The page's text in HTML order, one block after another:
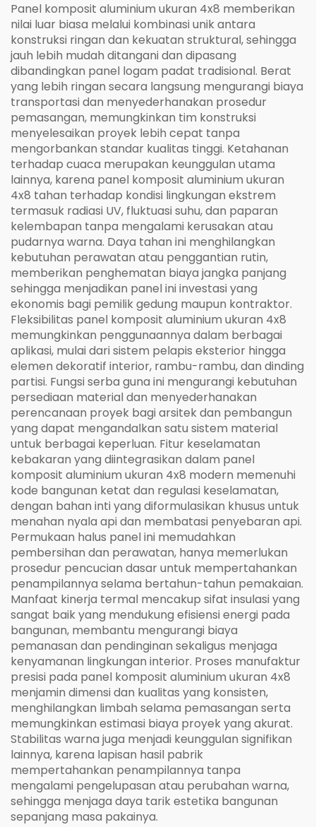
Panel komposit aluminium ukuran 4x8 memberikan
nilai luar biasa melalui kombinasi unik antara
konstruksi ringan dan kekuatan struktural, sehingga
jauh lebih mudah ditangani dan dipasang
dibandingkan panel logam padat tradisional. Berat
yang lebih ringan secara langsung mengurangi biaya
transportasi dan menyederhanakan prosedur
pemasangan, memungkinkan tim konstruksi
menyelesaikan proyek lebih cepat tanpa
mengorbankan standar kualitas tinggi. Ketahanan
terhadap cuaca merupakan keunggulan utama
lainnya, karena panel komposit aluminium ukuran
4x8 tahan terhadap kondisi lingkungan ekstrem
termasuk radiasi UV, fluktuasi suhu, dan paparan
kelembapan tanpa mengalami kerusakan atau
pudarnya warna. Daya tahan ini menghilangkan
kebutuhan perawatan atau penggantian rutin,
memberikan penghematan biaya jangka panjang
sehingga menjadikan panel ini investasi yang
ekonomis bagi pemilik gedung maupun kontraktor.
Fleksibilitas panel komposit aluminium ukuran 4x8
memungkinkan penggunaannya dalam berbagai
aplikasi, mulai dari sistem pelapis eksterior hingga
elemen dekoratif interior, rambu-rambu, dan dinding
partisi. Fungsi serba guna ini mengurangi kebutuhan
persediaan material dan menyederhanakan
perencanaan proyek bagi arsitek dan pembangun
yang dapat mengandalkan satu sistem material
untuk berbagai keperluan. Fitur keselamatan
kebakaran yang diintegrasikan dalam panel
komposit aluminium ukuran 4x8 modern memenuhi
kode bangunan ketat dan regulasi keselamatan,
dengan bahan inti yang diformulasikan khusus untuk
menahan nyala api dan membatasi penyebaran api.
Permukaan halus panel ini memudahkan
pembersihan dan perawatan, hanya memerlukan
prosedur pencucian dasar untuk mempertahankan
penampilannya selama bertahun-tahun pemakaian.
Manfaat kinerja termal mencakup sifat insulasi yang
sangat baik yang mendukung efisiensi energi pada
bangunan, membantu mengurangi biaya
pemanasan dan pendinginan sekaligus menjaga
kenyamanan lingkungan interior. Proses manufaktur
presisi pada panel komposit aluminium ukuran 4x8
menjamin dimensi dan kualitas yang konsisten,
menghilangkan limbah selama pemasangan serta
memungkinkan estimasi biaya proyek yang akurat.
Stabilitas warna juga menjadi keunggulan signifikan
lainnya, karena lapisan hasil pabrik
mempertahankan penampilannya tanpa
mengalami pengelupasan atau perubahan warna,
sehingga menjaga daya tarik estetika bangunan
sepanjang masa pakainya.